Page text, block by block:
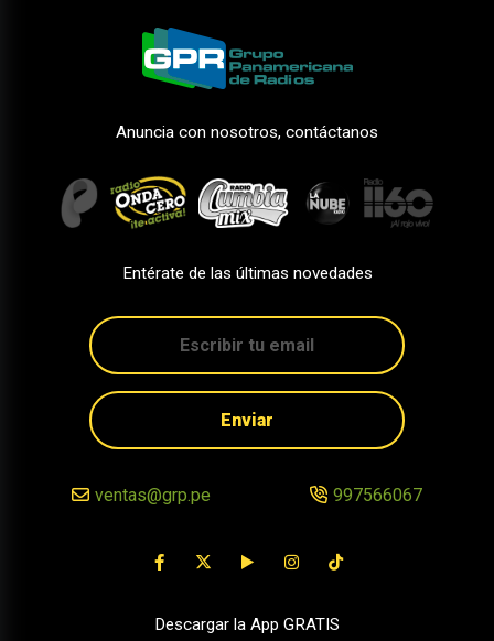
Anuncia con nosotros, contáctanos
Entérate de las últimas novedades
Enviar
ventas@grp.pe 997566067
Descargar la App GRATIS